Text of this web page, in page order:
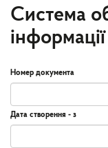
Система
інформації
Номер документа
Дата створення - з